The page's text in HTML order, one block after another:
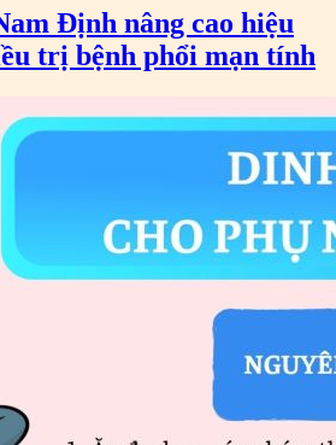
Định nâng cao hiệu
trị bệnh phổi mạn tính